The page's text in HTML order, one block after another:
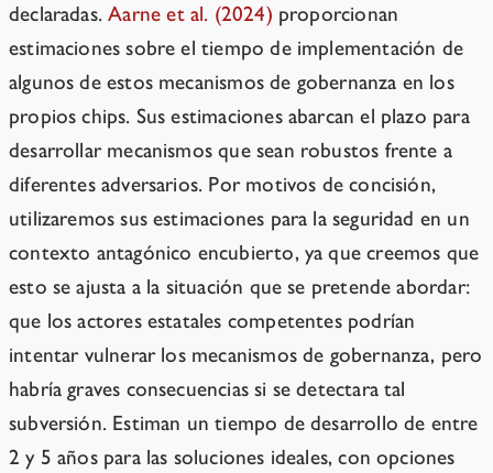
declaradas.Aarne et al. (2024) proporcionan
estimaciones sobre el tiempo de implementación de
algunos de estos mecanismos de gobernanza en los
propios chips. Sus estimaciones abarcan el plazo para
desarrollar mecanismos que sean robustos frente a
diferentes adversarios. Por motivos de concisión,
utilizaremos sus estimaciones para la seguridad en un
contexto antagónico encubierto, ya que creemos que
esto se ajusta a la situación que se pretende abordar:
que los actores estatales competentes podrían
intentar vulnerar los mecanismos de gobernanza, pero
habría graves consecuencias si se detectara tal
subversión. Estiman un tiempo de desarrollo de entre
2 y 5 años para las soluciones ideales, con opciones